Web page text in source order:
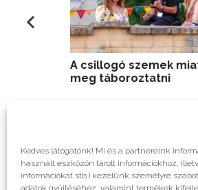
Kedves látogatónk! Mi és a partnereink
használt eszközön tárolt információkhoz,
információkat stb.) kezelünk személyre
adatok gyűjtéséhez, valamint termékek
A csillogó szemek
meg táboroztatni